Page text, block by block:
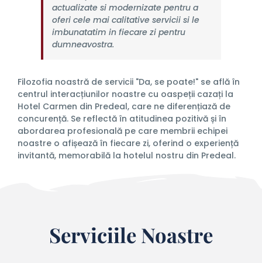
actualizate si modernizate pentru a
oferi cele mai calitative servicii si le
imbunatatim in fiecare zi pentru
dumneavostra.
Filozofia noastră de servicii "Da, se poate!" se află în
centrul interacțiunilor noastre cu oaspeții cazați la
Hotel Carmen din Predeal, care ne diferențiază de
concurență. Se reflectă în atitudinea pozitivă și în
abordarea profesională pe care membrii echipei
noastre o afișează în fiecare zi, oferind o experiență
invitantă, memorabilă la hotelul nostru din Predeal.
Serviciile Noastre